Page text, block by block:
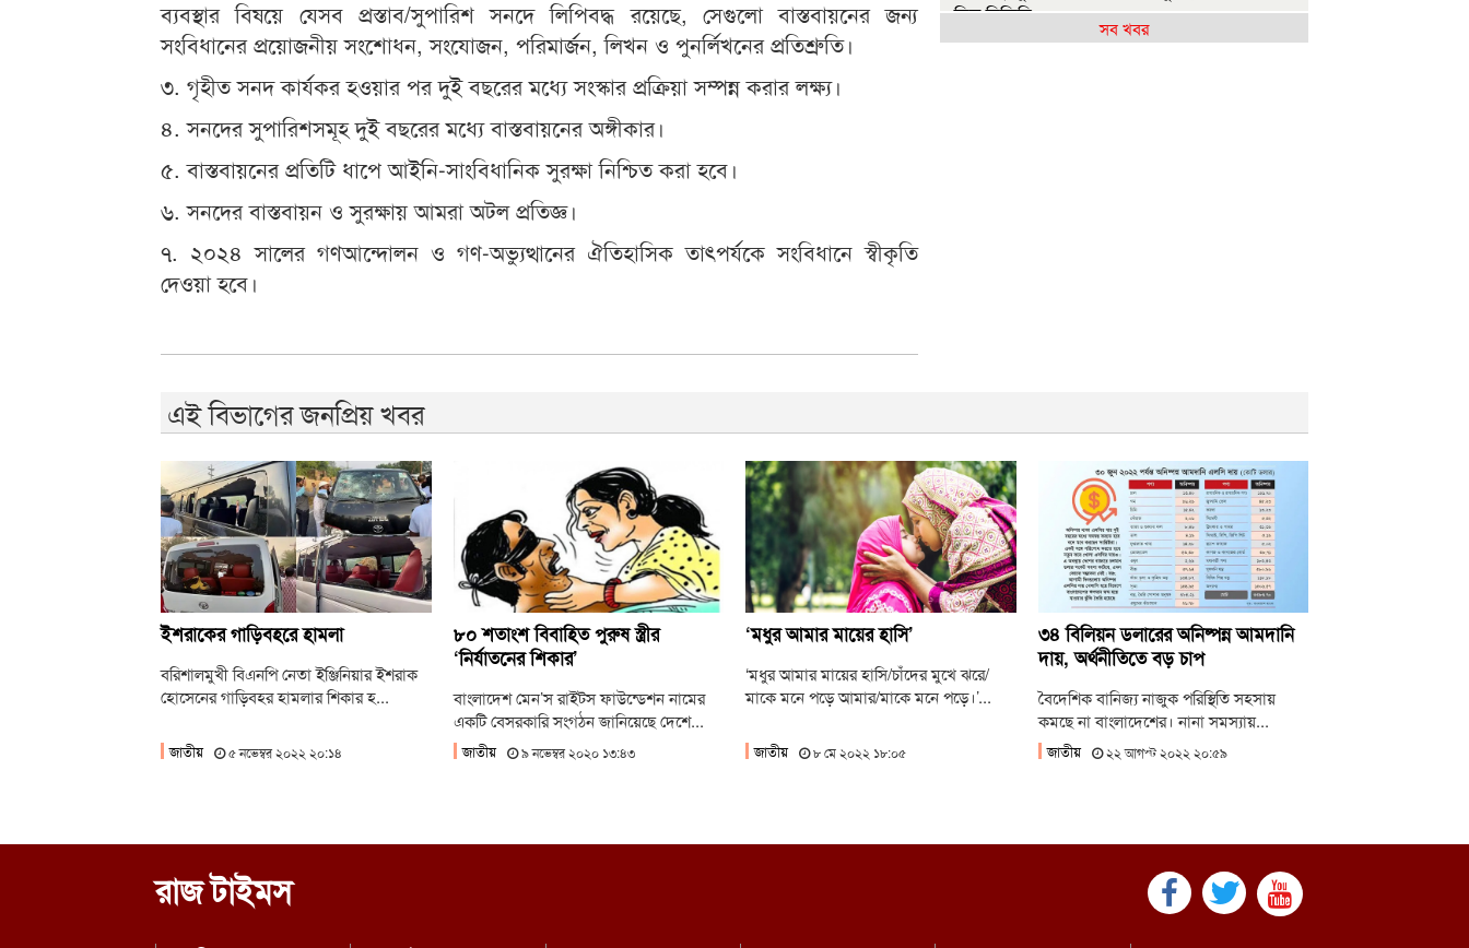
ব্যবস্থার বিষয়ে যেসব প্রস্তাব/সুপারিশ সনদে লিপিবদ্ধ রয়েছে, সেগুলো বাস্তবায়নের জন্য
সংবিধানের প্রয়োজনীয় সংশোধন, সংযোজন, পরিমার্জন, লিখন ও পুনর্লিখনের প্রতিশ্রুতি।
৩. গৃহীত সনদ কার্যকর হওয়ার পর দুই বছরের মধ্যে সংস্কার প্রক্রিয়া সম্পন্ন করার লক্ষ্য।
৪. সনদের সুপারিশসমূহ দুই বছরের মধ্যে বাস্তবায়নের অঙ্গীকার।
৫. বাস্তবায়নের প্রতিটি ধাপে আইনি-সাংবিধানিক সুরক্ষা নিশ্চিত করা হবে।
৬. সনদের বাস্তবায়ন ও সুরক্ষায় আমরা অটল প্রতিজ্ঞ।
৭. ২০২৪ সালের গণআন্দোলন ও গণ-অভ্যুত্থানের ঐতিহাসিক তাৎপর্যকে সংবিধানে স্বীকৃতি
দেওয়া হবে।
দিল বিজিবি
হামের উপসর্গে আরও ৬ শিশুর মৃত্যু
লংমার্চের ঘোষণা ১১ দলীয় ঐক্যের
বিএনপির ২০ লাখ লোক চাঁদাবাজিতে নেমেছে:
কর্নেল অলি
সব খবর
এই বিভাগের জনপ্রিয় খবর
ইশরাকের গাড়িবহরে হামলা
বরিশালমুখী বিএনপি নেতা ইঞ্জিনিয়ার ইশরাক
হোসেনের গাড়িবহর হামলার শিকার হ...
জাতীয় ৫ নভেম্বর ২০২২ ২০:১৪
৮০ শতাংশ বিবাহিত পুরুষ স্ত্রীর
‘নির্যাতনের শিকার’
বাংলাদেশ মেন’স রাইটস ফাউন্ডেশন নামের
একটি বেসরকারি সংগঠন জানিয়েছে দেশে...
জাতীয় ৯ নভেম্বর ২০২০ ১৩:৪৩
‘মধুর আমার মায়ের হাসি’
‘মধুর আমার মায়ের হাসি/চাঁদের মুখে ঝরে/
মাকে মনে পড়ে আমার/মাকে মনে পড়ে।’...
জাতীয় ৮ মে ২০২২ ১৮:০৫
৩৪ বিলিয়ন ডলারের অনিষ্পন্ন আমদানি
দায়, অর্থনীতিতে বড় চাপ
বৈদেশিক বানিজ্য নাজুক পরিস্থিতি সহসায়
কমছে না বাংলাদেশের। নানা সমস্যায়...
জাতীয় ২২ আগস্ট ২০২২ ২০:৫৯
রাজ টাইমস